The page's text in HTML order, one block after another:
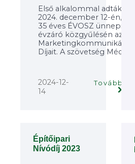
Első alkalommal adták át
2024. december 12-én, a
35 éves ÉVOSZ ünnepi
évzáró közgyűlésén az Év
Marketingkommunikációs
Díjait. A szövetség Média...
2024-12-
14
Tovább
Építőipari
Nívódíj 2023